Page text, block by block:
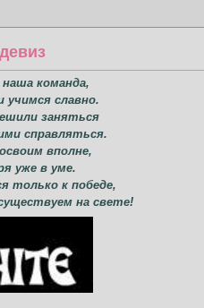
наша команда,
учимся славно.
заняться
справляться.
вполне,
уже в уме.
только к победе,
на свете!